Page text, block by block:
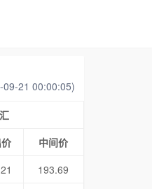
09-21 00:00:05)
中间价
193.69